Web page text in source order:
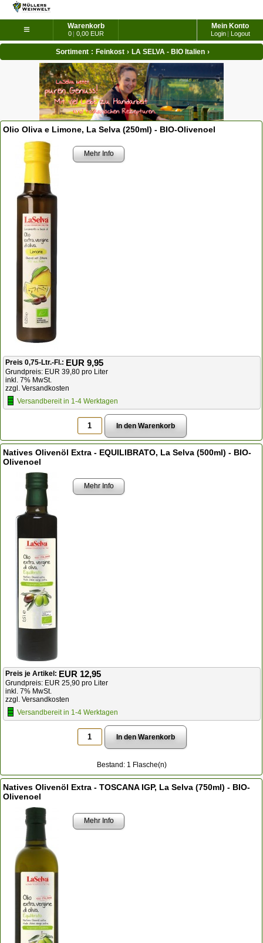
≡ Warenkorb
0 | 0,00 EUR
Mein Konto
Login | Logout
Sortiment : Feinkost › LA SELVA - BIO Italien ›
Olio Oliva e Limone, La Selva (250ml) - BIO-Olivenoel
Mehr Info
Preis 0,75-Ltr.-Fl.: EUR 9,95
Grundpreis: EUR 39,80 pro Liter
inkl. 7% MwSt.
zzgl. Versandkosten
Versandbereit in 1-4 Werktagen
Natives Olivenöl Extra - EQUILIBRATO, La Selva (500ml) - BIO-
Olivenoel
Mehr Info
Preis je Artikel: EUR 12,95
Grundpreis: EUR 25,90 pro Liter
inkl. 7% MwSt.
zzgl. Versandkosten
Versandbereit in 1-4 Werktagen
Bestand: 1 Flasche(n)
Natives Olivenöl Extra - TOSCANA IGP, La Selva (750ml) - BIO-
Olivenoel
Mehr Info